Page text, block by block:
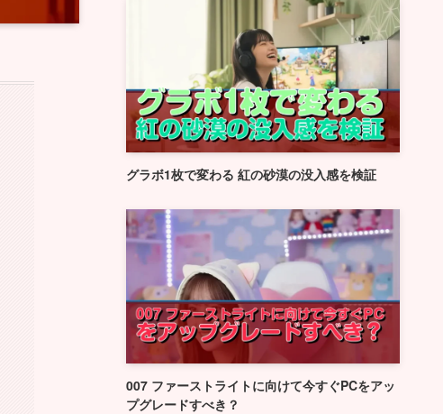
グラボ1枚で変わる 紅の砂漠の没入感を検証
007 ファーストライトに向けて今すぐPCをアッ
プグレードすべき？